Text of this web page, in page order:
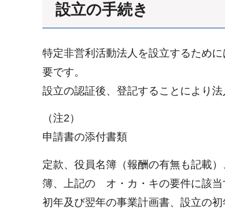
設立の手続き
特定非営利活動法人を設立するため
要です。
設立の認証後、登記することにより
（注2）
申請書の添付書類
定款、役員名簿（報酬の有無も記載
簿、上記の オ・カ・キの要件に該当
初年及び翌年の事業計画書、設立の